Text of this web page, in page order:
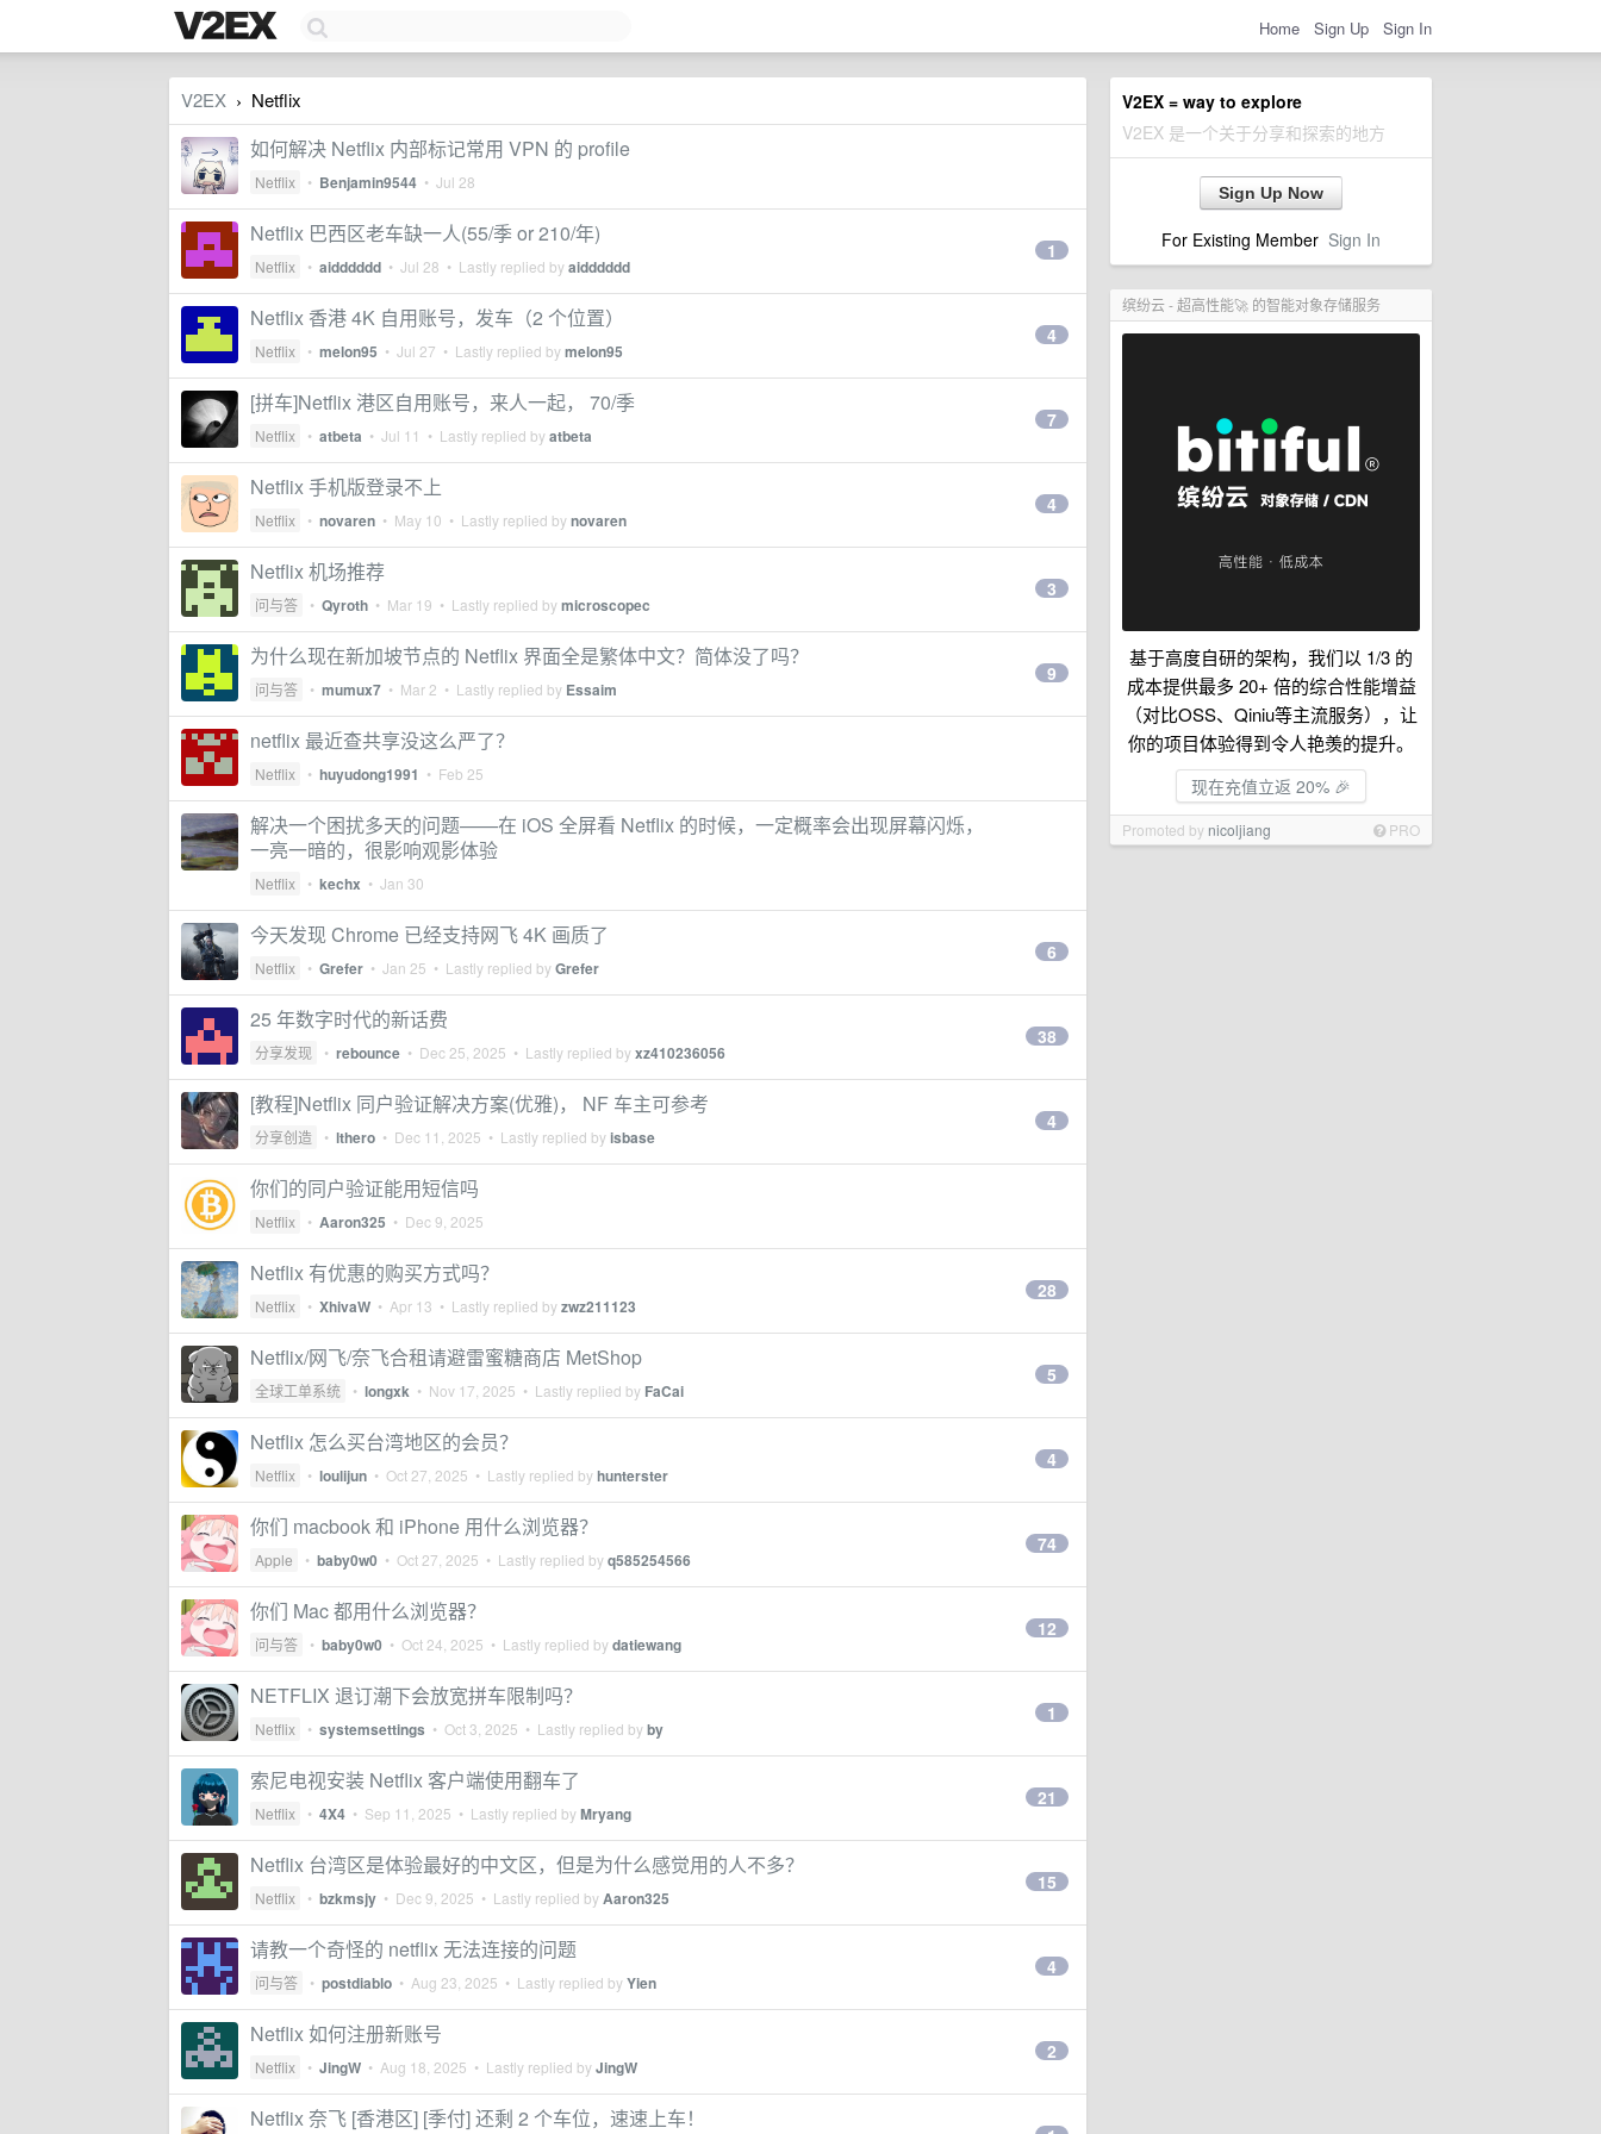
Home Sign Up Sign In
V2EX = way to explore
V2EX 是一个关于分享和探索的地方
Sign Up Now
For Existing Member Sign In
缤纷云 - 超高性能🚀 的智能对象存储服务
基于高度自研的架构，我们以 1/3 的
成本提供最多 20+ 倍的综合性能增益
（对比OSS、Qiniu等主流服务），让
你的项目体验得到令人艳羡的提升。
现在充值立返 20% 🎉
Promoted by nicoljiang PRO
V2EX › Netflix
如何解决 Netflix 内部标记常用 VPN 的 profile
Netflix • Benjamin9544 • Jul 28
Netflix 巴西区老车缺一人(55/季 or 210/年)
Netflix • aidddddd • Jul 28 • Lastly replied byaidddddd
1
Netflix 香港 4K 自用账号，发车（2 个位置）
Netflix • melon95 • Jul 27 • Lastly replied bymelon95
4
[拼车]Netflix 港区自用账号，来人一起， 70/季
Netflix • atbeta • Jul 11 • Lastly replied byatbeta
7
Netflix 手机版登录不上
Netflix • novaren • May 10 • Lastly replied bynovaren
4
Netflix 机场推荐
问与答 • Qyroth • Mar 19 • Lastly replied bymicroscopec
3
为什么现在新加坡节点的 Netflix 界面全是繁体中文？简体没了吗？
问与答 • mumux7 • Mar 2 • Lastly replied by Essaim
9
netflix 最近查共享没这么严了？
Netflix • huyudong1991 • Feb 25
解决一个困扰多天的问题——在 iOS 全屏看 Netflix 的时候，一定概率会出现屏幕闪烁，
一亮一暗的，很影响观影体验
Netflix • kechx • Jan 30
今天发现 Chrome 已经支持网飞 4K 画质了
Netflix • Grefer • Jan 25 • Lastly replied byGrefer
6
25 年数字时代的新话费
分享发现 • rebounce • Dec 25, 2025 • Lastly replied byxz410236056
38
[教程]Netflix 同户验证解决方案(优雅)， NF 车主可参考
分享创造 • lthero • Dec 11, 2025 • Lastly replied byisbase
4
你们的同户验证能用短信吗
Netflix • Aaron325 • Dec 9, 2025
Netflix 有优惠的购买方式吗？
Netflix • XhivaW • Apr 13 • Lastly replied byzwz211123
28
Netflix/网飞/奈飞合租请避雷蜜糖商店 MetShop
全球工单系统 • longxk • Nov 17, 2025 • Lastly replied by FaCai
5
Netflix 怎么买台湾地区的会员？
Netflix • loulijun • Oct 27, 2025 • Lastly replied byhunterster
4
你们 macbook 和 iPhone 用什么浏览器？
Apple • baby0w0 • Oct 27, 2025 • Lastly replied byq585254566
74
你们 Mac 都用什么浏览器？
问与答 • baby0w0 • Oct 24, 2025 • Lastly replied bydatiewang
12
NETFLIX 退订潮下会放宽拼车限制吗？
Netflix • systemsettings • Oct 3, 2025 • Lastly replied byby
1
索尼电视安装 Netflix 客户端使用翻车了
Netflix • 4X4 • Sep 11, 2025 • Lastly replied byMryang
21
Netflix 台湾区是体验最好的中文区，但是为什么感觉用的人不多？
Netflix • bzkmsjy • Dec 9, 2025 • Lastly replied byAaron325
15
请教一个奇怪的 netflix 无法连接的问题
问与答 • postdiablo • Aug 23, 2025 • Lastly replied byYien
4
Netflix 如何注册新账号
Netflix • JingW • Aug 18, 2025 • Lastly replied byJingW
2
Netflix 奈飞 [香港区] [季付] 还剩 2 个车位，速速上车！